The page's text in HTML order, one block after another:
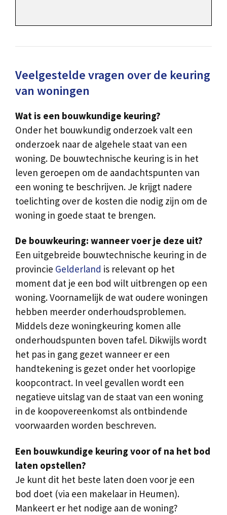
Veelgestelde vragen over de keuring
van woningen
Wat is een bouwkundige keuring?
Onder het bouwkundig onderzoek valt een
onderzoek naar de algehele staat van een
woning. De bouwtechnische keuring is in het
leven geroepen om de aandachtspunten van
een woning te beschrijven. Je krijgt nadere
toelichting over de kosten die nodig zijn om de
woning in goede staat te brengen.
De bouwkeuring: wanneer voer je deze uit?
Een uitgebreide bouwtechnische keuring in de
provincie Gelderland is relevant op het
moment dat je een bod wilt uitbrengen op een
woning. Voornamelijk de wat oudere woningen
hebben meerder onderhoudsproblemen.
Middels deze woningkeuring komen alle
onderhoudspunten boven tafel. Dikwijls wordt
het pas in gang gezet wanneer er een
handtekening is gezet onder het voorlopige
koopcontract. In veel gevallen wordt een
negatieve uitslag van de staat van een woning
in de koopovereenkomst als ontbindende
voorwaarden worden beschreven.
Een bouwkundige keuring voor of na het bod
laten opstellen?
Je kunt dit het beste laten doen voor je een
bod doet (via een makelaar in Heumen).
Mankeert er het nodige aan de woning?